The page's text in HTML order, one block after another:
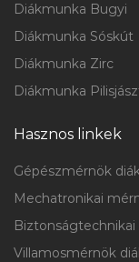
Diákmunka Bugyi
Diákmunka Sóskút
Diákmunka Zirc
Diákmunka
Hasznos linkek
Gépészmérnök
Mechatronikai
Villamosmérnök